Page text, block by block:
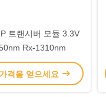
트랜시버 모듈 3.3V
Rx-1310nm
격을 얻으세요